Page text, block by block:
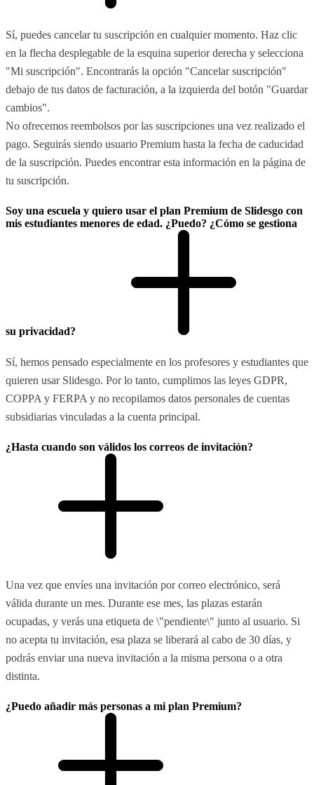
Sí, puedes cancelar tu suscripción en cualquier momento. Haz clic
en la flecha desplegable de la esquina superior derecha y selecciona
"Mi suscripción". Encontrarás la opción "Cancelar suscripción"
debajo de tus datos de facturación, a la izquierda del botón "Guardar
cambios".
No ofrecemos reembolsos por las suscripciones una vez realizado el
pago. Seguirás siendo usuario Premium hasta la fecha de caducidad
de la suscripción. Puedes encontrar esta información en la página de
tu suscripción.
Soy una escuela y quiero usar el plan Premium de Slidesgo con
mis estudiantes menores de edad. ¿Puedo? ¿Cómo se gestiona
su privacidad?
Sí, hemos pensado especialmente en los profesores y estudiantes que
quieren usar Slidesgo. Por lo tanto, cumplimos las leyes GDPR,
COPPA y FERPA y no recopilamos datos personales de cuentas
subsidiarias vinculadas a la cuenta principal.
¿Hasta cuando son válidos los correos de invitación?
Una vez que envíes una invitación por correo electrónico, será
válida durante un mes. Durante ese mes, las plazas estarán
ocupadas, y verás una etiqueta de \"pendiente\" junto al usuario. Si
no acepta tu invitación, esa plaza se liberará al cabo de 30 días, y
podrás enviar una nueva invitación a la misma persona o a otra
distinta.
¿Puedo añadir más personas a mi plan Premium?